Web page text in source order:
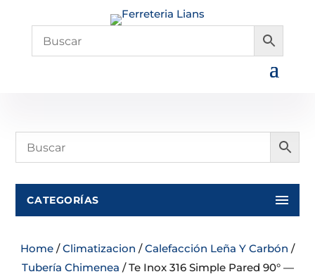
CATEGORÍAS
Home /Climatizacion /Calefacción Leña Y Carbón /
Tubería Chimenea / Te Inox 316 Simple Pared 90° —